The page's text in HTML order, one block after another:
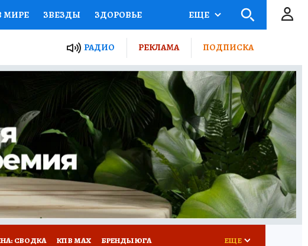
МИРЕ ЗВЕЗДЫ ЗДОРОВЬЕ
ПРОЕКТЫ РОССИИ
СЕКРЕТЫ ПУТЕВОДИТЕЛЬ
ДЕФИЦИТ ЖЕЛЕЗА ТУРИЗМ
ГИД ПОТРЕБИТЕЛЯ РЕКЛАМА
ЕЩЕ
РАДИО РЕКЛАМА ПОДПИСКА
СВОДКА КП В МАХ БРЕНДЫ ЮГА ЕЩЕ